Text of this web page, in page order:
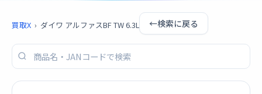
買取X › ダイワ アルファスBF TW 6.3L ←検索に戻る